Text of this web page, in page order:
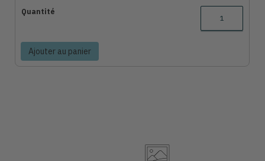
Ajouter au panier